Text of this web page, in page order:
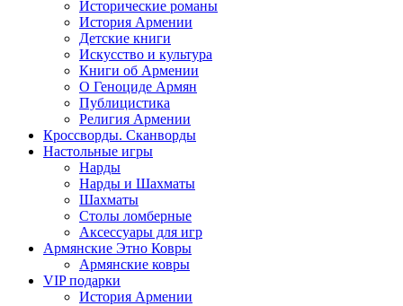
Исторические романы
История Армении
Детские книги
Иcкусство и культура
Книги об Армении
О Геноциде Армян
Публицистика
Религия Армении
Кроссворды. Сканворды
Настольные игры
Нарды
Нарды и Шахматы
Шахматы
Столы ломберные
Аксессуары для игр
Армянские Этно Ковры
Армянские ковры
VIP подарки
История Армении